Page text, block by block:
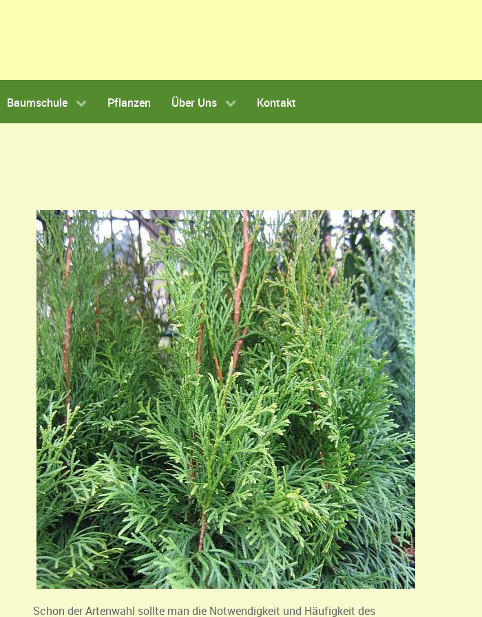
Baumschule Pflanzen Über Uns Kontakt
Schon der Artenwahl sollte man die Notwendigkeit und Häufigkeit des